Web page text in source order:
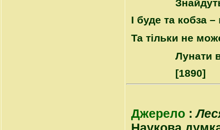
І буде та кобза –
Та тільки не
Лунати
[1890]
Джерело :